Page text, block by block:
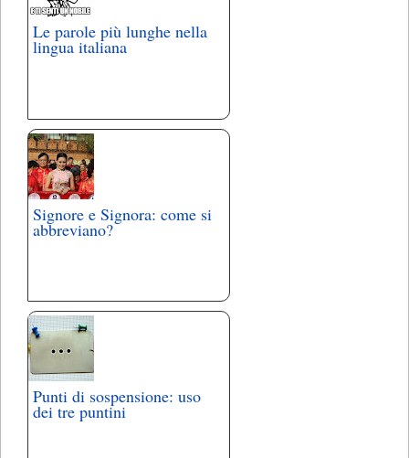
Le parole più lunghe nella
lingua italiana
Signore e Signora: come si
abbreviano?
Punti di sospensione: uso
dei tre puntini